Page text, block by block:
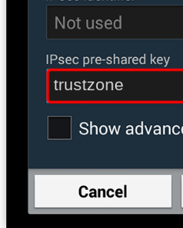
trustzone